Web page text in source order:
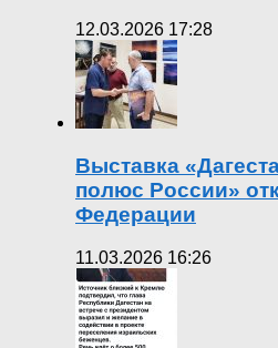
12.03.2026 17:28
Выставка
полюс России»
Федерации
11.03.2026 16:26